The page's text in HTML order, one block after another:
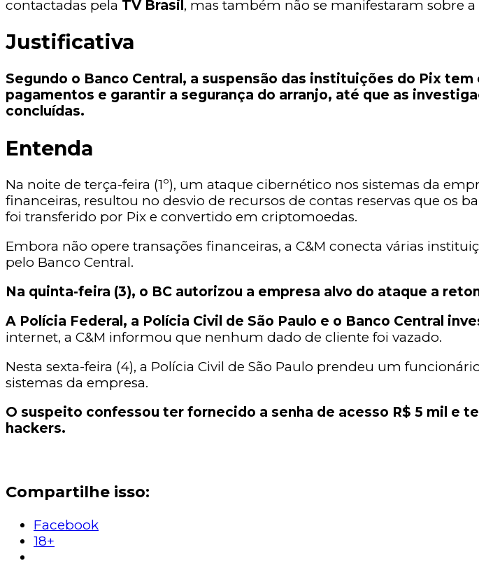
contactadas pela TV Brasil , mas também não se manifestaram sobre a
Justificativa
Segundo o Banco Central, a suspensão das instituições do Pix
pagamentos e garantir a segurança do arranjo, até que as
concluídas.
Entenda
Na noite de terça-feira (1º), um ataque cibernético nos sistemas da
financeiras, resultou no desvio de recursos de contas reservas que os
foi transferido por Pix e convertido em criptomoedas.
Embora não opere transações financeiras, a C&M conecta várias
pelo Banco Central.
Na quinta-feira (3), o BC autorizou a empresa alvo do ataque a
A Polícia Federal, a Polícia Civil de São Paulo e o Banco Central
internet, a C&M informou que nenhum dado de cliente foi vazado.
Nesta sexta-feira (4), a Polícia Civil de São Paulo prendeu um
sistemas da empresa.
O suspeito confessou ter fornecido a senha de acesso R$ 5 mil e
hackers.
Compartilhe isso:
Facebook
18+